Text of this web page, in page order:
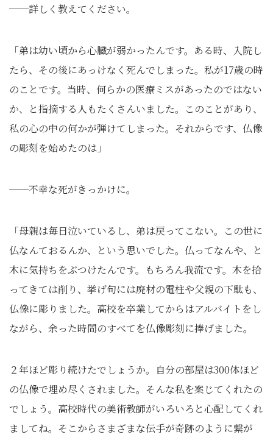
──詳しく教えてください。
「弟は幼い頃から心臓が弱かったんです。ある時、入院し
たら、その後にあっけなく死んでしまった。私が17歳の時
のことです。当時、何らかの医療ミスがあったのではない
か、と指摘する人もたくさんいました。このことがあり、
私の心の中の何かが弾けてしまった。それからです、仏像
の彫刻を始めたのは」
──不幸な死がきっかけに。
「母親は毎日泣いているし、弟は戻ってこない。この世に
仏なんておるんか、という思いでした。仏ってなんや、と
木に気持ちをぶつけたんです。もちろん我流です。木を拾
ってきては削り、挙げ句には廃材の電柱や父親の下駄も、
仏像に彫りました。高校を卒業してからはアルバイトをし
ながら、余った時間のすべてを仏像彫刻に捧げました。
２年ほど彫り続けたでしょうか。自分の部屋は300体ほど
の仏像で埋め尽くされました。そんな私を案じてくれたの
でしょう。高校時代の美術教師がいろいろと心配してくれ
ましてね。そこからさまざまな伝手が奇跡のように繋が